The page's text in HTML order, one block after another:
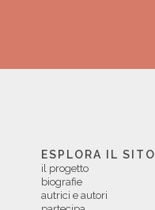
ESPLORA IL SITO
il progetto
biografie
autrici e autori